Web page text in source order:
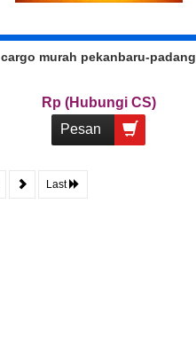
cargo murah pekanbaru-padang
Rp (Hubungi CS)
Pesan
Last